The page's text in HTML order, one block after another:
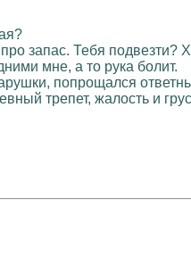
запас. Тебя подвезти?
мне, а то рука болит.
попрощался
трепет, жалость и